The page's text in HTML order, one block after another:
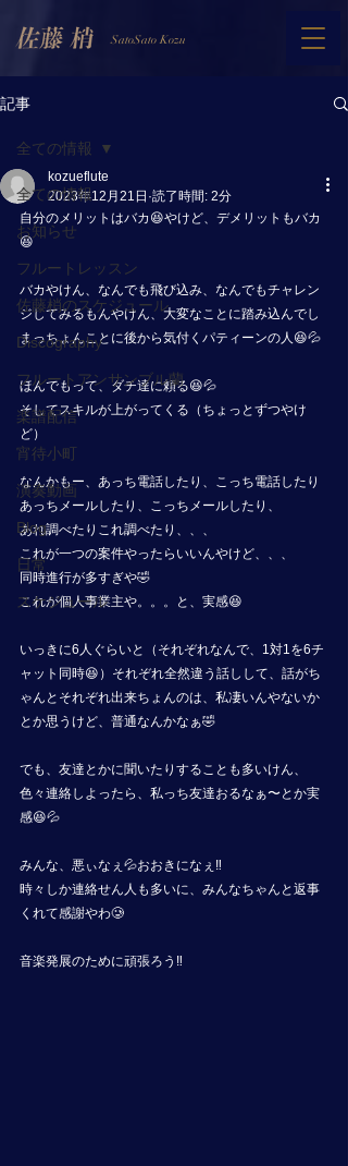
SatoSato Kozu
記事
全ての情報
お知らせ
フルートレッスン
佐藤梢のスケジュール
Discography
フルートアンサンブル蘭
楽譜配信
宵待小町
演奏動画
Blog
日常
スケジュール
全ての情報
kozueflute
2023年12月21日 読了時間: 2分
自分のメリットはバカ😆やけど、デメリットもバカ
😆
バカやけん、なんでも飛び込み、なんでもチャレン
ジしてみるもんやけん、大変なことに踏み込んでし
まっちょんことに後から気付くパティーンの人😆💦
ほんでもって、ダチ達に頼る😆💦
そしてスキルが上がってくる（ちょっとずつやけ
ど）
なんかもー、あっち電話したり、こっち電話したり
あっちメールしたり、こっちメールしたり、
あれ調べたりこれ調べたり、、、
これが一つの案件やったらいいんやけど、、、
同時進行が多すぎや🤣
これが個人事業主や。。。と、実感😆
いっきに6人ぐらいと（それぞれなんで、1対1を6チ
ャット同時😆）それぞれ全然違う話しして、話がち
ゃんとそれぞれ出来ちょんのは、私凄いんやないか
とか思うけど、普通なんかなぁ🤣
でも、友達とかに聞いたりすることも多いけん、
色々連絡しよったら、私っち友達おるなぁ〜とか実
感😆💦
みんな、悪ぃなぇ💦おおきになぇ‼️
時々しか連絡せん人も多いに、みんなちゃんと返事
くれて感謝やわ🥲
音楽発展のために頑張ろう‼️